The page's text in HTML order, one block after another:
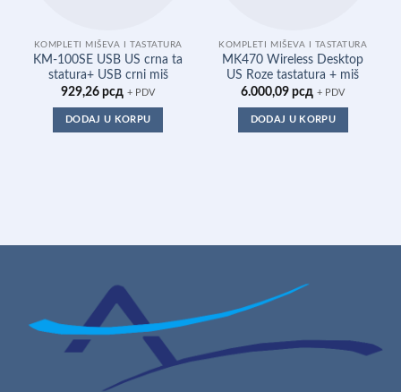
KOMPLETI MIŠEVA I TASTATURA
KM-100SE USB US crna ta
statura+ USB crni miš
929,26рсд + PDV
DODAJ U KORPU
KOMPLETI MIŠEVA I TASTATURA
MK470 Wireless Desktop
US Roze tastatura + miš
6.000,09рсд + PDV
DODAJ U KORPU